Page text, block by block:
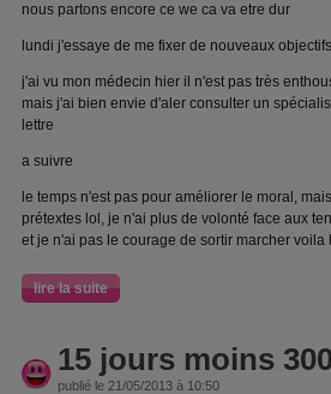
nous partons encore ce we ca va etre dur
lundi j'essaye de me fixer de nouveaux
j'ai vu mon médecin hier il n'est pas très
mais j'ai bien envie d'aler consulter un
lettre
a suivre
le temps n'est pas pour améliorer le moral,
prétextes lol, je n'ai plus de volonté face aux
et je n'ai pas le courage de sortir marcher voila
lire la suite
15 jours moins
publié le 21/05/2013 à 10:50